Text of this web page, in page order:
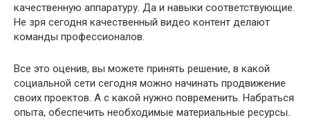
качественную аппаратуру. Да и навыки соответствующие.
Не зря сегодня качественный видео контент делают
команды профессионалов.
Все это оценив, вы можете принять решение, в какой
социальной сети сегодня можно начинать продвижение
своих проектов. А с какой нужно повременить. Набраться
опыта, обеспечить необходимые материальные ресурсы.